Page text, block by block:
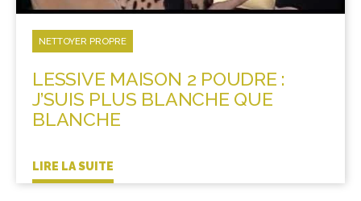
NETTOYER PROPRE
LESSIVE MAISON 2 POUDRE :
J’SUIS PLUS BLANCHE QUE
BLANCHE
LIRE LA SUITE